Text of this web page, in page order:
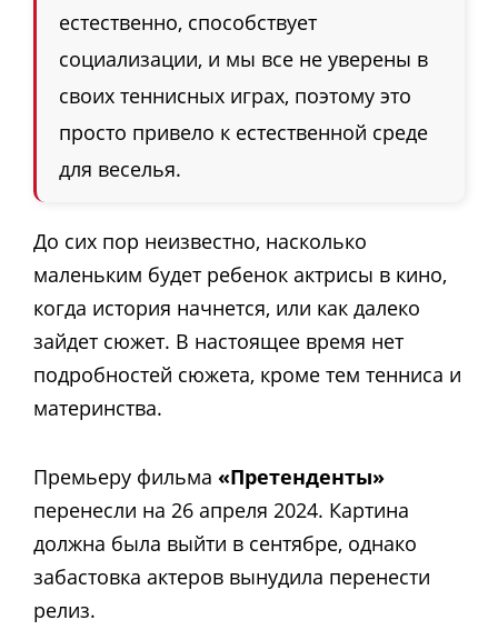
естественно, способствует
социализации, и мы все не уверены в
своих теннисных играх, поэтому это
просто привело к естественной среде
для веселья.
До сих пор неизвестно, насколько
маленьким будет ребенок актрисы в кино,
когда история начнется, или как далеко
зайдет сюжет. В настоящее время нет
подробностей сюжета, кроме тем тенниса и
материнства.
Премьеру фильма «Претенденты»
перенесли на 26 апреля 2024. Картина
должна была выйти в сентябре, однако
забастовка актеров вынудила перенести
релиз.